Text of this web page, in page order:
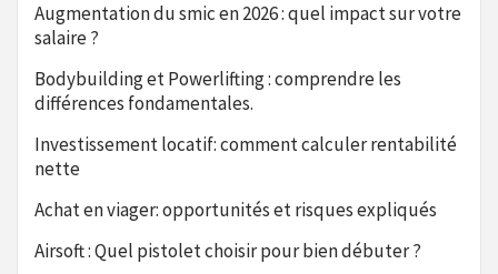
Augmentation du smic en 2026 : quel impact sur votre
salaire ?
Bodybuilding et Powerlifting : comprendre les
différences fondamentales.
Investissement locatif: comment calculer rentabilité
nette
Achat en viager: opportunités et risques expliqués
Airsoft : Quel pistolet choisir pour bien débuter ?